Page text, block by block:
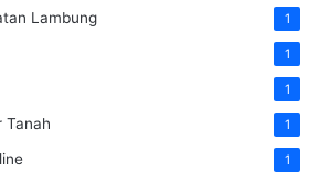
Lambung 1
1
1
Tanah 1
1